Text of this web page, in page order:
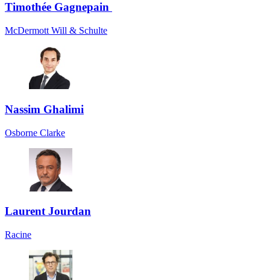
Timothée Gagnepain
McDermott Will & Schulte
Nassim Ghalimi
Osborne Clarke
Laurent Jourdan
Racine